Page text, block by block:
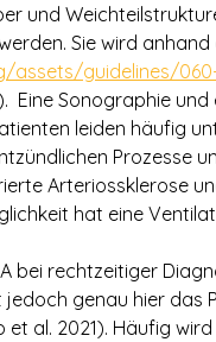
und
Sie wird
assets/guidelines/
Eine Sonographie
leiden häufig
Prozesse
Arteriossklerose
hat eine
bei rechtzeitiger
genau hier das
al. 2021). Häufig